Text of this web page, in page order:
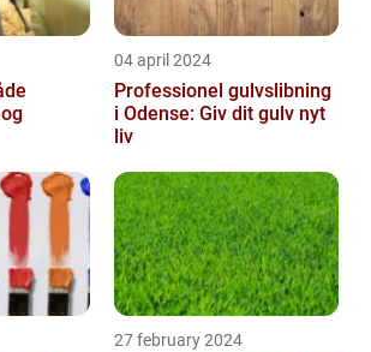
04 april 2024
Professionel gulvslibning
i Odense: Giv dit gulv nyt
liv
27 february 2024